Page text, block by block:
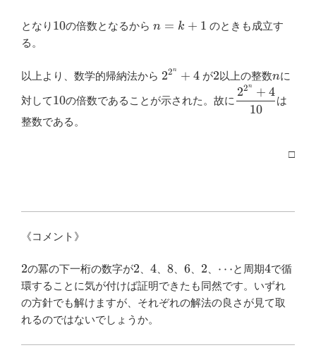
となり 10
10の倍数となるから n=k+1
n = k + 1 のときも成立す
る。
以上より、数学的帰納法から 2^{2^n}+4
22n + 4 が2
2以上の整数n
nに
対して10の倍数であることが示された。故に
{10}
10
22n + 4
は
整数である。
□
《コメント》
2
2の冪の下一桁の数字が2
2 4
4 8
8 6
6 2
2 \cdots
⋯と周期4
4で循
環することに気が付けば証明できたも同然です。いずれ
の方針でも解けますが、それぞれの解法の良さが見て取
れるのではないでしょうか。